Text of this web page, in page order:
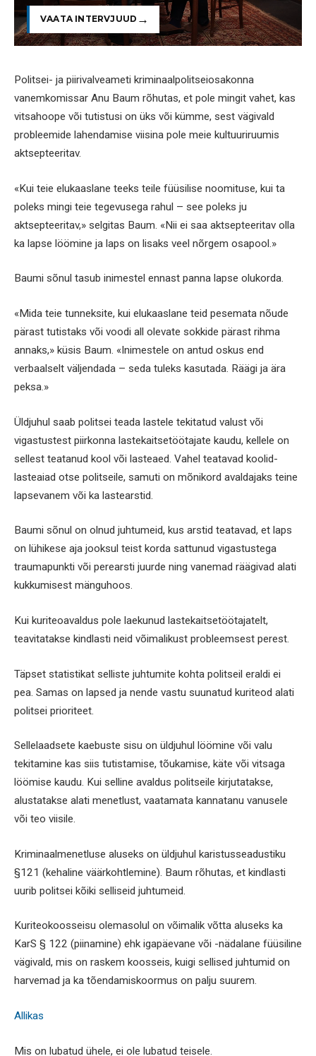
VAATA INTERVJUUD
Politsei- ja piirivalveameti kriminaalpolitseiosakonna
vanemkomissar Anu Baum rõhutas, et pole mingit vahet, kas
vitsahoope või tutistusi on üks või kümme, sest vägivald
probleemide lahendamise viisina pole meie kultuuriruumis
aktsepteeritav.
«Kui teie elukaaslane teeks teile füüsilise noomituse, kui ta
poleks mingi teie tegevusega rahul – see poleks ju
aktsepteeritav,» selgitas Baum. «Nii ei saa aktsepteeritav olla
ka lapse löömine ja laps on lisaks veel nõrgem osapool.»
Baumi sõnul tasub inimestel ennast panna lapse olukorda.
«Mida teie tunneksite, kui elukaaslane teid pesemata nõude
pärast tutistaks või voodi all olevate sokkide pärast rihma
annaks,» küsis Baum. «Inimestele on antud oskus end
verbaalselt väljendada – seda tuleks kasutada. Räägi ja ära
peksa.»
Üldjuhul saab politsei teada lastele tekitatud valust või
vigastustest piirkonna lastekaitsetöötajate kaudu, kellele on
sellest teatanud kool või lasteaed. Vahel teatavad koolid-
lasteaiad otse politseile, samuti on mõnikord avaldajaks teine
lapsevanem või ka lastearstid.
Baumi sõnul on olnud juhtumeid, kus arstid teatavad, et laps
on lühikese aja jooksul teist korda sattunud vigastustega
traumapunkti või perearsti juurde ning vanemad räägivad alati
kukkumisest mänguhoos.
Kui kuriteoavaldus pole laekunud lastekaitsetöötajatelt,
teavitatakse kindlasti neid võimalikust probleemsest perest.
Täpset statistikat selliste juhtumite kohta politseil eraldi ei
pea. Samas on lapsed ja nende vastu suunatud kuriteod alati
politsei prioriteet.
Sellelaadsete kaebuste sisu on üldjuhul löömine või valu
tekitamine kas siis tutistamise, tõukamise, käte või vitsaga
löömise kaudu. Kui selline avaldus politseile kirjutatakse,
alustatakse alati menetlust, vaatamata kannatanu vanusele
või teo viisile.
Kriminaalmenetluse aluseks on üldjuhul karistusseadustiku
§121 (kehaline väärkohtlemine). Baum rõhutas, et kindlasti
uurib politsei kõiki selliseid juhtumeid.
Kuriteokoosseisu olemasolul on võimalik võtta aluseks ka
KarS § 122 (piinamine) ehk igapäevane või -nädalane füüsiline
vägivald, mis on raskem koosseis, kuigi sellised juhtumid on
harvemad ja ka tõendamiskoormus on palju suurem.
Allikas
Mis on lubatud ühele, ei ole lubatud teisele.